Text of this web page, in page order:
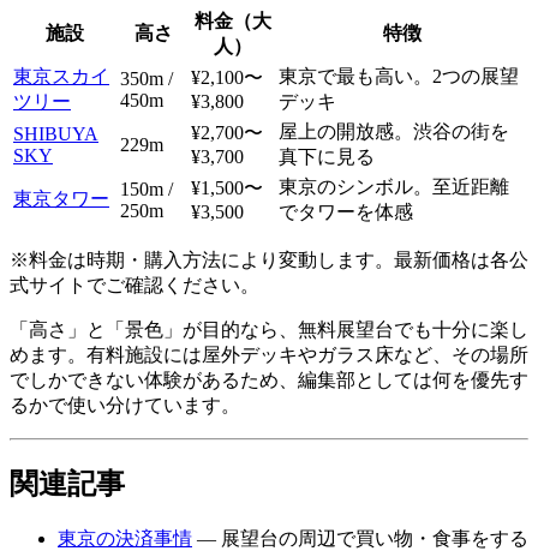
施設 高さ
料金（大
人）
特徴
東京スカイ
ツリー
350m /
450m
¥2,100〜
¥3,800
東京で最も高い。2つの展望
デッキ
SHIBUYA
SKY
229m
¥2,700〜
¥3,700
屋上の開放感。渋谷の街を
真下に見る
東京タワー
150m /
250m
¥1,500〜
¥3,500
東京のシンボル。至近距離
でタワーを体感
※料金は時期・購入方法により変動します。最新価格は各公
式サイトでご確認ください。
「高さ」と「景色」が目的なら、無料展望台でも十分に楽し
めます。有料施設には屋外デッキやガラス床など、その場所
でしかできない体験があるため、編集部としては何を優先す
るかで使い分けています。
関連記事
東京の決済事情 — 展望台の周辺で買い物・食事をする